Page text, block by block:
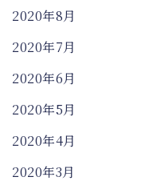
2020年8月
2020年7月
2020年6月
2020年5月
2020年4月
2020年3月